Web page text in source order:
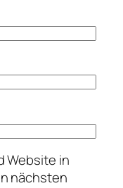
Website in
nächsten